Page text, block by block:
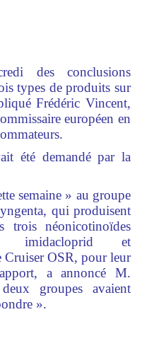
des conclusions
types de produits sur
Frédéric Vincent,
européen en
été demandé par la
semaine » au groupe
qui produisent
trois néonicotinoïdes
imidacloprid et
Cruiser OSR, pour leur
a annoncé M.
groupes avaient
».